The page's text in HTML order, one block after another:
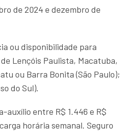
de 2024 e dezembro de
ou disponibilidade para
Lençóis Paulista, Macatuba,
ou Barra Bonita (São Paulo);
do Sul).
auxílio entre R$ 1.446 e R$
horária semanal. Seguro